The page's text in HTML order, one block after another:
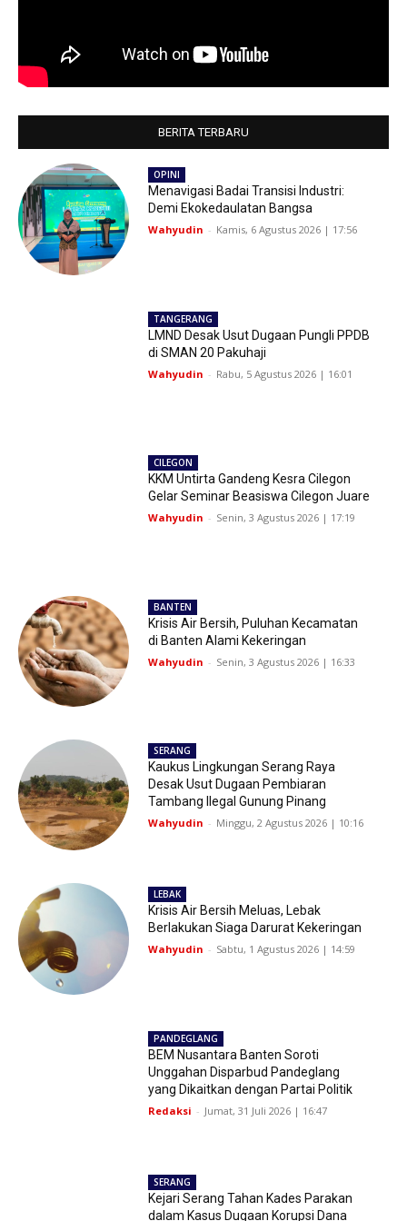
BERITA TERBARU
OPINI
Menavigasi Badai Transisi Industri:
Demi Ekokedaulatan Bangsa
Wahyudin - Kamis, 6 Agustus 2026 | 17:56
TANGERANG
LMND Desak Usut Dugaan Pungli PPDB
di SMAN 20 Pakuhaji
Wahyudin - Rabu, 5 Agustus 2026 | 16:01
CILEGON
KKM Untirta Gandeng Kesra Cilegon
Gelar Seminar Beasiswa Cilegon Juare
Wahyudin - Senin, 3 Agustus 2026 | 17:19
BANTEN
Krisis Air Bersih, Puluhan Kecamatan
di Banten Alami Kekeringan
Wahyudin - Senin, 3 Agustus 2026 | 16:33
SERANG
Kaukus Lingkungan Serang Raya
Desak Usut Dugaan Pembiaran
Tambang Ilegal Gunung Pinang
Wahyudin - Minggu, 2 Agustus 2026 | 10:16
LEBAK
Krisis Air Bersih Meluas, Lebak
Berlakukan Siaga Darurat Kekeringan
Wahyudin - Sabtu, 1 Agustus 2026 | 14:59
PANDEGLANG
BEM Nusantara Banten Soroti
Unggahan Disparbud Pandeglang
yang Dikaitkan dengan Partai Politik
Redaksi - Jumat, 31 Juli 2026 | 16:47
SERANG
Kejari Serang Tahan Kades Parakan
dalam Kasus Dugaan Korupsi Dana